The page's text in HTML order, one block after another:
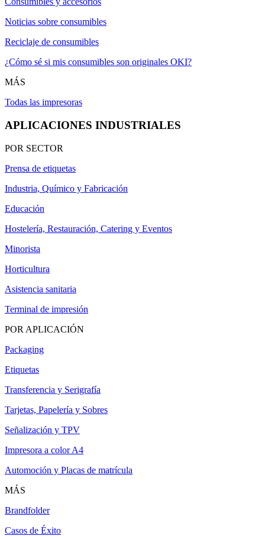
Noticias sobre consumibles
Reciclaje de consumibles
¿Cómo sé si mis consumibles son originales OKI?
MÁS
Todas las impresoras
APLICACIONES INDUSTRIALES
POR SECTOR
Prensa de etiquetas
Industria, Químico y Fabricación
Educación
Hostelería, Restauración, Catering y Eventos
Minorista
Horticultura
Asistencia sanitaria
Terminal de impresión
POR APLICACIÓN
Packaging
Etiquetas
Transferencia y Serigrafía
Tarjetas, Papelería y Sobres
Señalización y TPV
Impresora a color A4
Automoción y Placas de matrícula
MÁS
Brandfolder
Casos de Éxito